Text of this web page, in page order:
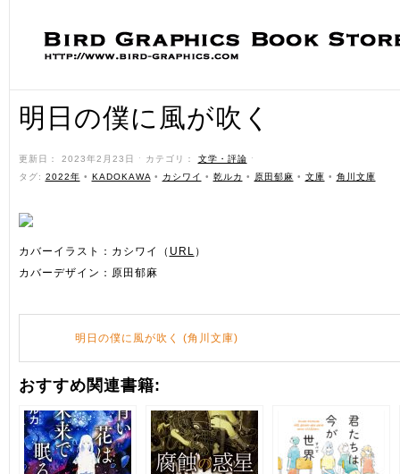
明日の僕に風が吹く
更新日： 2023年2月23日 ˑ カテゴリ： 文学・評論 ˑ
タグ: 2022年 • KADOKAWA • カシワイ • 乾ルカ • 原田郁麻 • 文庫 • 角川文庫
カバーイラスト：カシワイ（ URL ）
カバーデザイン：原田郁麻
明日の僕に風が吹く (角川文庫)
おすすめ関連書籍: